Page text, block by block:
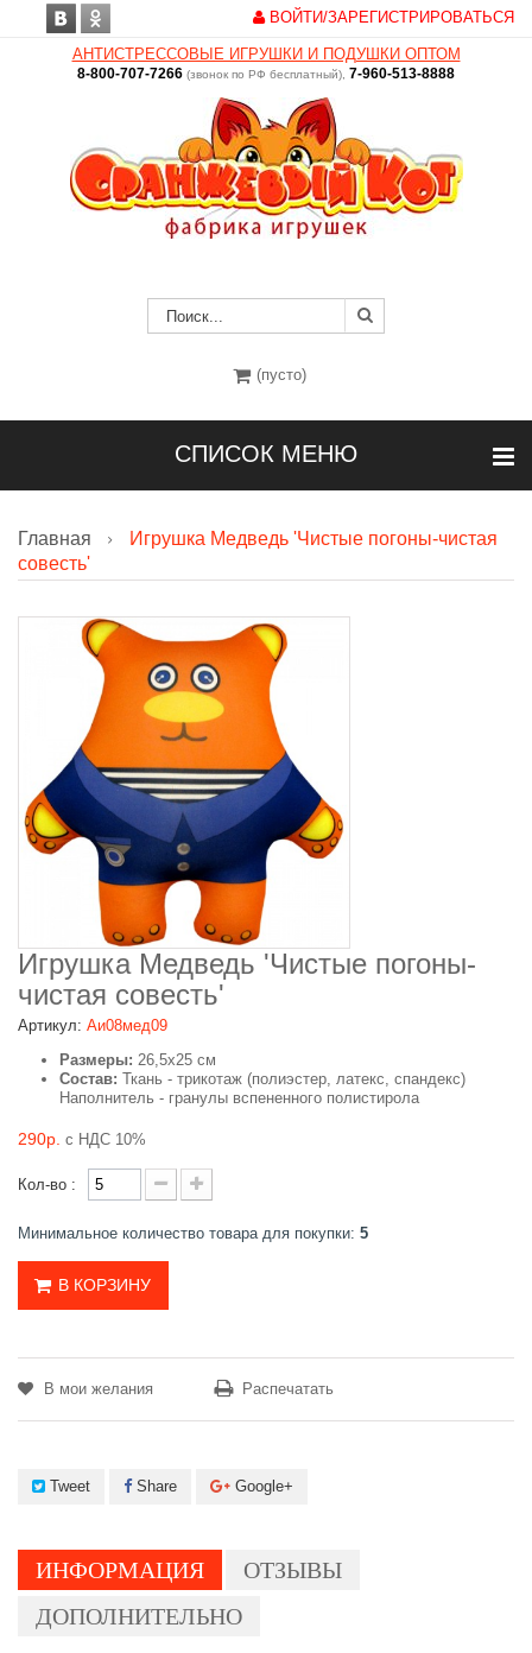
ВОЙТИ/ЗАРЕГИСТРИРОВАТЬСЯ
АНТИСТРЕССОВЫЕ ИГРУШКИ И ПОДУШКИ ОПТОМ
8-800-707-7266 (звонок по РФ бесплатный), 7-960-513-8888
(пусто)
СПИСОК МЕНЮ
Главная
Игрушка Медведь 'Чистые погоны-чистая
совесть'
Игрушка Медведь 'Чистые погоны-
чистая совесть'
Артикул: Аи08мед09
Размеры: 26,5х25 см
Состав: Ткань - трикотаж (полиэстер, латекс, спандекс)
Наполнитель - гранулы вспененного полистирола
290р. с НДС 10%
Кол-во :
Минимальное количество товара для покупки: 5
В КОРЗИНУ
В мои желания Распечатать
Tweet Share Google+
ИНФОРМАЦИЯ
ОТЗЫВЫ
ДОПОЛНИТЕЛЬНО